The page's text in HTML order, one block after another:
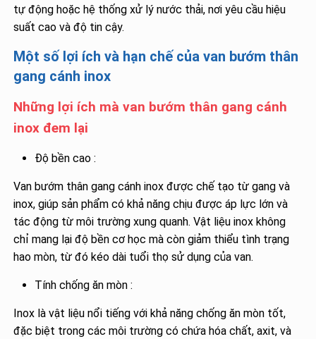
tự động hoặc hệ thống xử lý nước thải, nơi yêu cầu hiệu
suất cao và độ tin cậy.
Một số lợi ích và hạn chế của van bướm thân
gang cánh inox
Những lợi ích mà van bướm thân gang cánh
inox đem lại
Độ bền cao :
Van bướm thân gang cánh inox được chế tạo từ gang và
inox, giúp sản phẩm có khả năng chịu được áp lực lớn và
tác động từ môi trường xung quanh. Vật liệu inox không
chỉ mang lại độ bền cơ học mà còn giảm thiểu tình trạng
hao mòn, từ đó kéo dài tuổi thọ sử dụng của van.
Tính chống ăn mòn :
Inox là vật liệu nổi tiếng với khả năng chống ăn mòn tốt,
đặc biệt trong các môi trường có chứa hóa chất, axit, và